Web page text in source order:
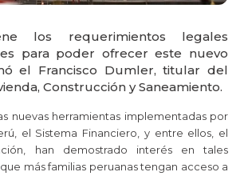
los requerimientos legales
para poder ofrecer este nuevo
el Francisco Dumler, titular del
Construcción y Saneamiento.
nuevas herramientas implementadas por
el Sistema Financiero, y entre ellos, el
han demostrado interés en tales
más familias peruanas tengan acceso a